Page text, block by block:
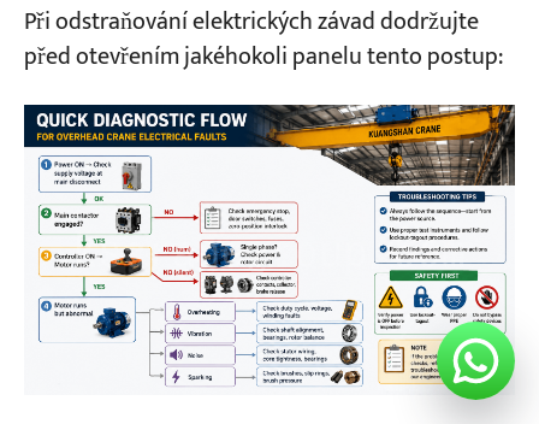
Při odstraňování elektrických závad dodržujte
před otevřením jakéhokoli panelu tento postup: